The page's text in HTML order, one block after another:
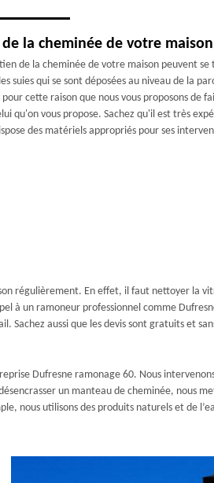
de la cheminée de votre maison
de la cheminée de votre maison peuvent
suies qui se sont déposées au niveau de la
cette raison que nous vous proposons de
qu'on vous propose. Sachez qu'il est très
des matériels appropriés pour ses
régulièrement. En effet, il faut nettoyer la
à un ramoneur professionnel comme
Sachez aussi que les devis sont gratuits et
Dufresne ramonage 60. Nous
un manteau de cheminée, nous
nous utilisons des produits naturels et de